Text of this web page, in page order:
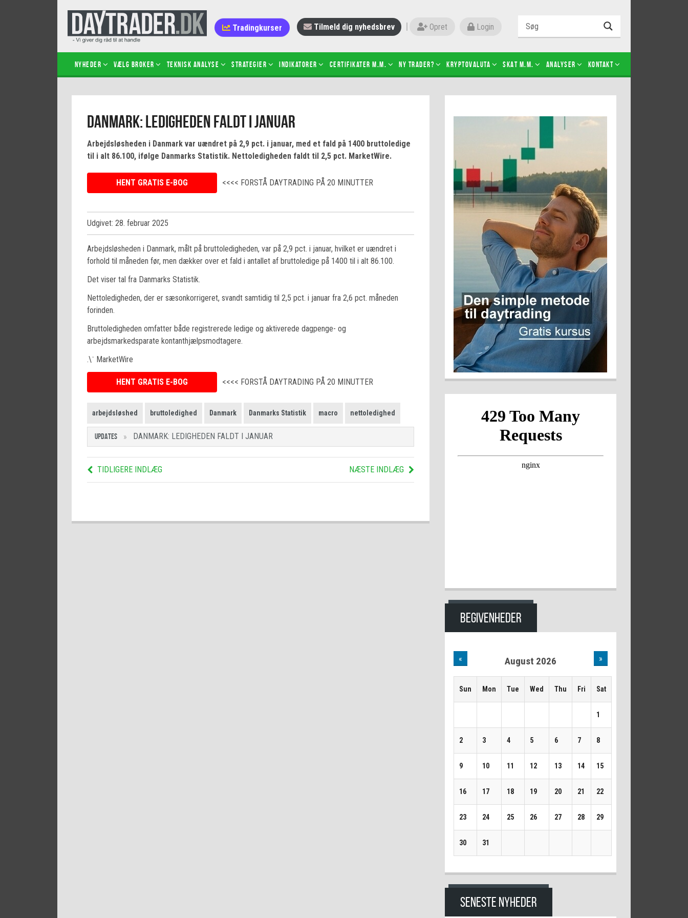
Tradingkurser Tilmeld dig nyhedsbrev Opret Login
Nyheder Vælg broker Teknisk analyse Strategier Indikatorer Certifikater m.m. Ny trader?
Kopiér de bedste tradere og
investorer
Sådan bruges stop-loss
Hvad sætter du på spil ved CFD-
Sådan fungerer BULL & BEAR-
certifikater
Det betyder de nye ESMA-regler
Shortselling
Futures-kontrakter
Kopier Jeppe Kirk Bonde
Kryptovaluta SKAT m.m. Analyser Kontakt
Danmark: Ledigheden faldt i januar
Arbejdsløsheden i Danmark var uændret på 2,9 pct. i januar, med et fald på 1400 bruttoledige
til i alt 86.100, ifølge Danmarks Statistik. Nettoledigheden faldt til 2,5 pct. MarketWire.
HENT GRATIS E-BOG <<<< FORSTÅ DAYTRADING PÅ 20 MINUTTER
Udgivet: 28. februar 2025
Arbejdsløsheden i Danmark, målt på bruttoledigheden, var på 2,9 pct. i januar, hvilket er uændret i
forhold til måneden før, men dækker over et fald i antallet af bruttoledige på 1400 til i alt 86.100.
Det viser tal fra Danmarks Statistik.
Nettoledigheden, der er sæsonkorrigeret, svandt samtidig til 2,5 pct. i januar fra 2,6 pct. måneden
forinden.
Bruttoledigheden omfatter både registrerede ledige og aktiverede dagpenge- og
arbejdsmarkedsparate kontanthjælpsmodtagere.
.\˙ MarketWire
HENT GRATIS E-BOG <<<< FORSTÅ DAYTRADING PÅ 20 MINUTTER
arbejdsløshed bruttoledighed Danmark Danmarks Statistik macro nettoledighed
UPDATES DANMARK: LEDIGHEDEN FALDT I JANUAR
TIDLIGERE INDLÆG NÆSTE INDLÆG
BEGIVENHEDER
« August 2026 »
Sun Mon Tue Wed Thu Fri Sat
1
2 3 4 5 6 7 8
9 10 11 12 13 14 15
16 17 18 19 20 21 22
23 24 25 26 27 28 29
30 31
SENESTE NYHEDER